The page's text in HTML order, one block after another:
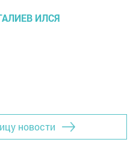
ИЛСЯ
новости